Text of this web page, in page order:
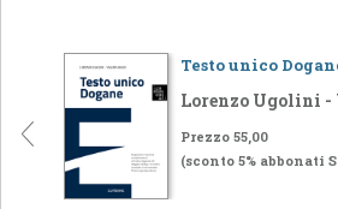
Testo unico
Lorenzo Ugolini
Prezzo 55,00
(sconto 5% abbonati